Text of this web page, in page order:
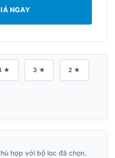
NGAY
★ 3 ★ 2 ★
hợp với bộ lọc đã chọn.